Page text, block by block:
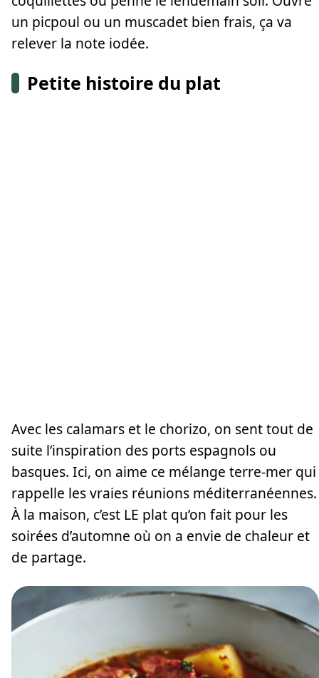
un picpoul ou un muscadet bien frais, ça va
relever la note iodée.
Petite histoire du plat
Avec les calamars et le chorizo, on sent tout de
suite l’inspiration des ports espagnols ou
basques. Ici, on aime ce mélange terre-mer qui
rappelle les vraies réunions méditerranéennes.
À la maison, c’est LE plat qu’on fait pour les
soirées d’automne où on a envie de chaleur et
de partage.